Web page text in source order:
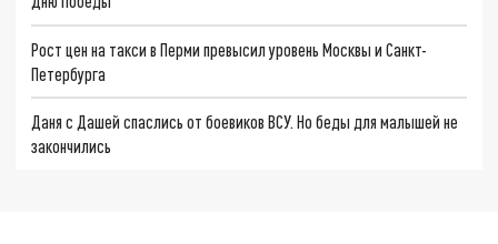
Рост цен на такси в Перми превысил уровень Москвы и Санкт-
Петербурга
Даня с Дашей спаслись от боевиков ВСУ. Но беды для малышей не
закончились